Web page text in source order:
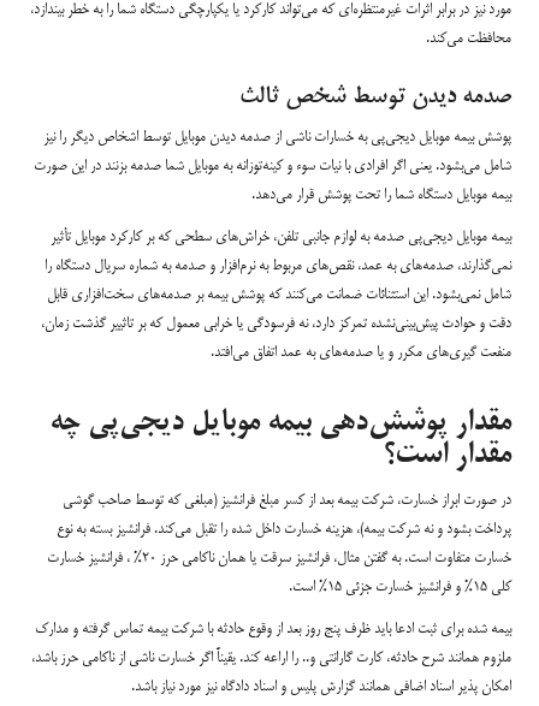
مورد نیز در برابر اثرات غیرمنتظره‌ای که می‌تواند کارکرد یا یکپارچگی دستگاه شما را به خطر بیندازد،
محافظت می‌کند.
صدمه دیدن توسط شخص ثالث
پوشش بیمه موبایل دیجی‌پی به خسارات ناشی از صدمه دیدن موبایل توسط اشخاص دیگر را نیز
شامل می‌بشود. یعنی اگر افرادی با نیات سوء و کینه‌توزانه به موبایل شما صدمه بزنند در این صورت
بیمه موبایل دستگاه شما را تحت پوشش قرار می‌دهد.
بیمه موبایل دیجی‌پی صدمه به لوازم جانبی تلفن، خراش‌های سطحی که بر کارکرد موبایل تأثیر
نمی‌گذارند، صدمه‌های به عمد، نقص‌های مربوط به نرم‌افزار و صدمه به شماره سریال دستگاه را
شامل نمی‌بشود. این استثنائات ضمانت می‌کنند که پوشش بیمه بر صدمه‌های سخت‌افزاری قابل
دقت و حوادث پیش‌بینی‌نشده تمرکز دارد، نه فرسودگی یا خرابی معمول که بر تاثییر گذشت زمان،
منفعت گیری‌های مکرر و یا صدمه‌های به عمد اتفاق می‌افتد.
مقدار پوشش‌دهی بیمه موبایل دیجی‌پی چه
مقدار است؟
در صورت ابراز خسارت، شرکت بیمه بعد از کسر مبلغ فرانشیز (مبلغی که توسط صاحب گوشی
پرداخت بشود و نه شرکت بیمه)، هزینه خسارت داخل شده را تقبل می‌کند. فرانشیز بسته به نوع
خسارت متفاوت است. به گفتن مثال، فرانشیز سرقت یا همان ناکامی حرز 20% ، فرانشیز خسارت
کلی 15% و فرانشیز خسارت جزئی 15% است.
بیمه شده برای ثبت ادعا باید ظرف پنج روز بعد از وقوع حادثه با شرکت بیمه تماس گرفته و مدارک
ملزوم همانند شرح حادثه، کارت گارانتی و.. را اراعه کند. یقیناً اگر خسارت ناشی از ناکامی حرز باشد،
امکان پذیر اسناد اضافی همانند گزارش پلیس و اسناد دادگاه نیز مورد نیاز باشد.